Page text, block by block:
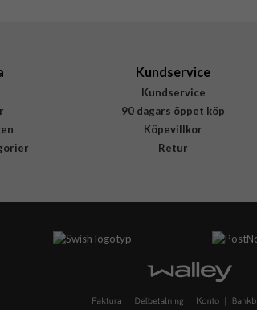
Kundservice
Kundservice
90 dagars öppet köp
Köpevillkor
Retur